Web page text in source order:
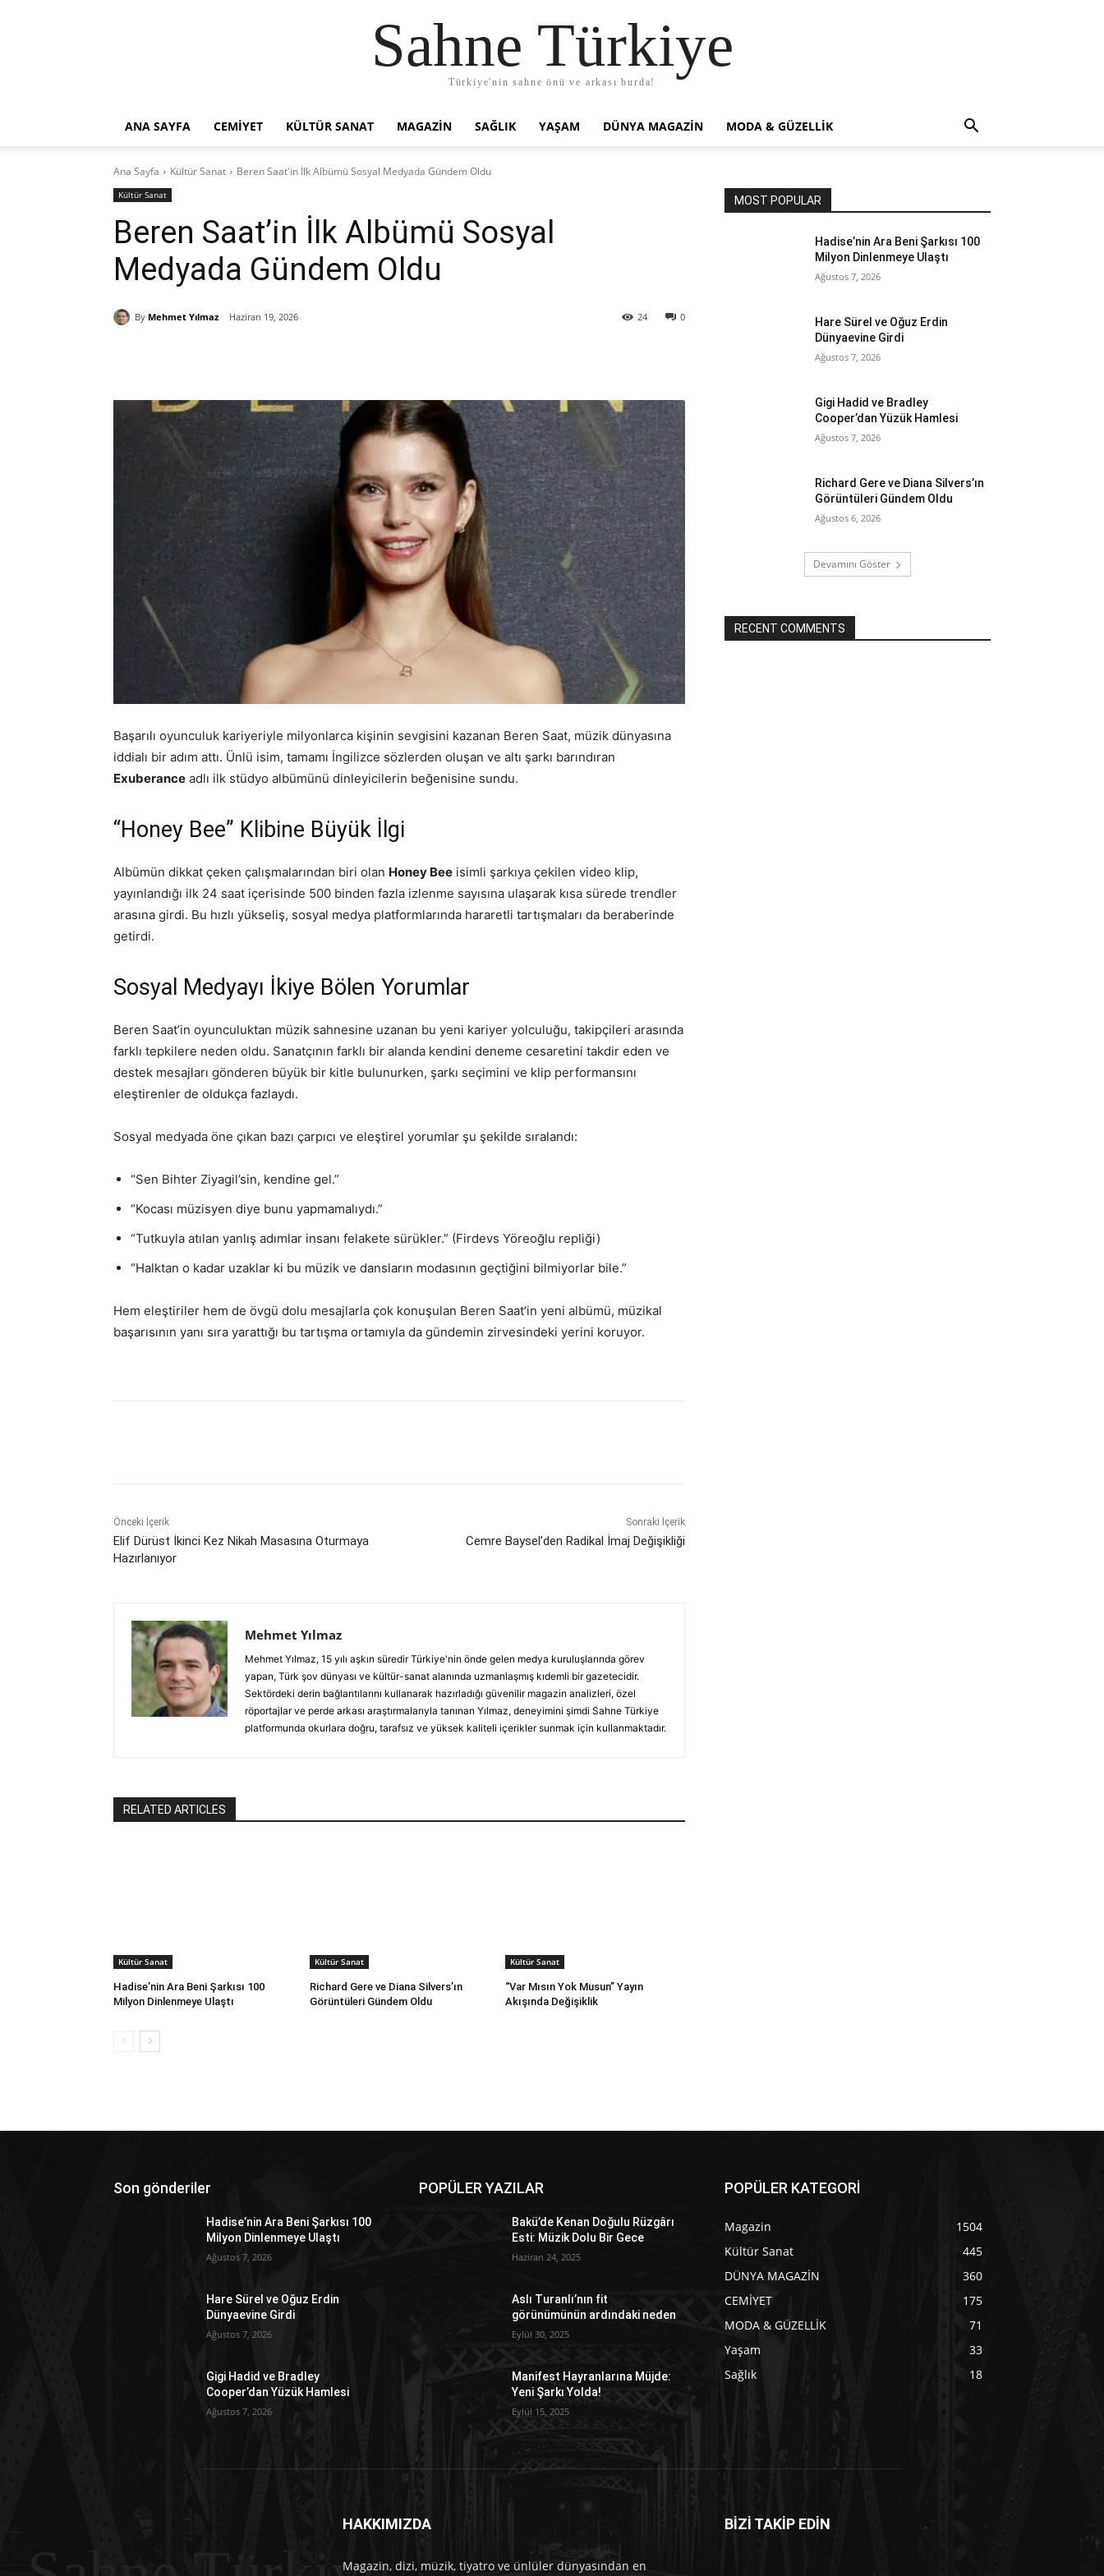
Sahne Türkiye
Türkiye'nin sahne önü ve arkası burda!
ANA SAYFA CEMİYET KÜLTÜR SANAT MAGAZIN SAĞLIK YAŞAM DÜNYA MAGAZİN MODA & GÜZELLİK
Ana Sayfa Kültür Sanat Beren Saat'in İlk Albümü Sosyal Medyada Gündem Oldu
Kültür Sanat
Beren Saat’in İlk Albümü Sosyal
Medyada Gündem Oldu
By Mehmet Yılmaz Haziran 19, 2026 0
24
Başarılı oyunculuk kariyeriyle milyonlarca kişinin sevgisini kazanan Beren Saat, müzik dünyasına
iddialı bir adım attı. Ünlü isim, tamamı İngilizce sözlerden oluşan ve altı şarkı barındıran
Exuberance adlı ilk stüdyo albümünü dinleyicilerin beğenisine sundu.
“Honey Bee” Klibine Büyük İlgi
Albümün dikkat çeken çalışmalarından biri olan Honey Bee isimli şarkıya çekilen video klip,
yayınlandığı ilk 24 saat içerisinde 500 binden fazla izlenme sayısına ulaşarak kısa sürede trendler
arasına girdi. Bu hızlı yükseliş, sosyal medya platformlarında hararetli tartışmaları da beraberinde
getirdi.
Sosyal Medyayı İkiye Bölen Yorumlar
Beren Saat’in oyunculuktan müzik sahnesine uzanan bu yeni kariyer yolculuğu, takipçileri arasında
farklı tepkilere neden oldu. Sanatçının farklı bir alanda kendini deneme cesaretini takdir eden ve
destek mesajları gönderen büyük bir kitle bulunurken, şarkı seçimini ve klip performansını
eleştirenler de oldukça fazlaydı.
Sosyal medyada öne çıkan bazı çarpıcı ve eleştirel yorumlar şu şekilde sıralandı:
“Sen Bihter Ziyagil’sin, kendine gel.”
“Kocası müzisyen diye bunu yapmamalıydı.”
“Tutkuyla atılan yanlış adımlar insanı felakete sürükler.” (Firdevs Yöreoğlu repliği)
“Halktan o kadar uzaklar ki bu müzik ve dansların modasının geçtiğini bilmiyorlar bile.”
Hem eleştiriler hem de övgü dolu mesajlarla çok konuşulan Beren Saat’in yeni albümü, müzikal
başarısının yanı sıra yarattığı bu tartışma ortamıyla da gündemin zirvesindeki yerini koruyor.
Önceki İçerik
Elif Dürüst İkinci Kez Nikah Masasına Oturmaya
Hazırlanıyor
Sonraki İçerik
Cemre Baysel’den Radikal İmaj Değişikliği
Mehmet Yılmaz
Mehmet Yılmaz, 15 yılı aşkın süredir Türkiye'nin önde gelen medya kuruluşlarında görev
yapan, Türk şov dünyası ve kültür-sanat alanında uzmanlaşmış kıdemli bir gazetecidir.
Sektördeki derin bağlantılarını kullanarak hazırladığı güvenilir magazin analizleri, özel
röportajlar ve perde arkası araştırmalarıyla tanınan Yılmaz, deneyimini şimdi Sahne Türkiye
platformunda okurlara doğru, tarafsız ve yüksek kaliteli içerikler sunmak için kullanmaktadır.
RELATED ARTICLES
Kültür Sanat
Hadise’nin Ara Beni Şarkısı 100
Milyon Dinlenmeye Ulaştı
Kültür Sanat
Richard Gere ve Diana Silvers’ın
Görüntüleri Gündem Oldu
Kültür Sanat
“Var Mısın Yok Musun” Yayın
Akışında Değişiklik
MOST POPULAR
Hadise’nin Ara Beni Şarkısı 100
Milyon Dinlenmeye Ulaştı
Ağustos 7, 2026
Hare Sürel ve Oğuz Erdin
Dünyaevine Girdi
Ağustos 7, 2026
Gigi Hadid ve Bradley
Cooper’dan Yüzük Hamlesi
Ağustos 7, 2026
Richard Gere ve Diana Silvers’ın
Görüntüleri Gündem Oldu
Ağustos 6, 2026
Devamını Göster
RECENT COMMENTS
Son gönderiler
Hadise’nin Ara Beni Şarkısı 100
Milyon Dinlenmeye Ulaştı
Ağustos 7, 2026
Hare Sürel ve Oğuz Erdin
Dünyaevine Girdi
Ağustos 7, 2026
Gigi Hadid ve Bradley
Cooper’dan Yüzük Hamlesi
Ağustos 7, 2026
POPÜLER YAZILAR
Bakü’de Kenan Doğulu Rüzgârı
Esti: Müzik Dolu Bir Gece
Haziran 24, 2025
Aslı Turanlı’nın fit
görünümünün ardındaki neden
Eylül 30, 2025
Manifest Hayranlarına Müjde:
Yeni Şarkı Yolda!
Eylül 15, 2025
POPÜLER KATEGORİ
Magazin
1504
Kültür Sanat
445
DÜNYA MAGAZİN
360
CEMİYET
175
MODA & GÜZELLİK
71
Yaşam
33
Sağlık
18
HAKKIMIZDA
Magazin, dizi, müzik, tiyatro ve ünlüler dünyasından en
BİZİ TAKİP EDİN